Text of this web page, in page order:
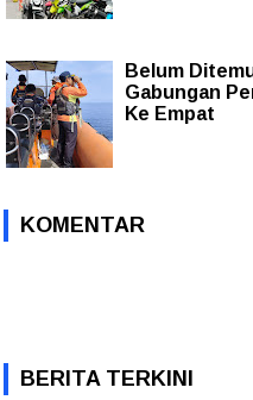
Belum
Gabungan
Ke Empat
KOMENTAR
BERITA TERKINI